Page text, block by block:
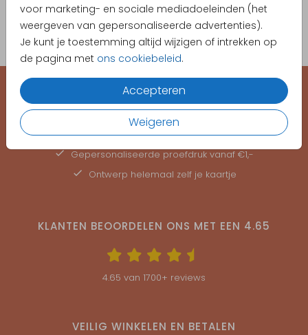
voor marketing- en sociale mediadoeleinden (het
weergeven van gepersonaliseerde advertenties).
Je kunt je toestemming altijd wijzigen of intrekken op
de pagina met ons cookiebeleid.
Accepteren
Weigeren
EEN KAARTJE VOOR ELK MOMENT
Hoge kwaliteit, snelle levering
Gepersonaliseerde proefdruk vanaf €1,-
Ontwerp helemaal zelf je kaartje
KLANTEN BEOORDELEN ONS MET EEN 4.65
4.65 van 1700+ reviews
VEILIG WINKELEN EN BETALEN